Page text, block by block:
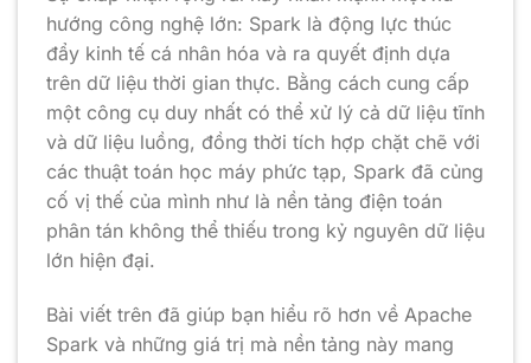
hướng công nghệ lớn: Spark là động lực thúc
đẩy kinh tế cá nhân hóa và ra quyết định dựa
trên dữ liệu thời gian thực. Bằng cách cung cấp
một công cụ duy nhất có thể xử lý cả dữ liệu tĩnh
và dữ liệu luồng, đồng thời tích hợp chặt chẽ với
các thuật toán học máy phức tạp, Spark đã củng
cố vị thế của mình như là nền tảng điện toán
phân tán không thể thiếu trong kỷ nguyên dữ liệu
lớn hiện đại.
Bài viết trên đã giúp bạn hiểu rõ hơn về Apache
Spark và những giá trị mà nền tảng này mang